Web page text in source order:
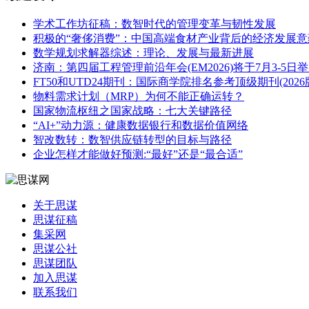
学术工作坊征稿：数智时代的管理变革与韧性发展
积极的“奢侈消费”：中国高端食材产业背后的经济发展
数学规划求解器综述：理论、发展与最新进展
济南：第四届工程管理前沿年会(EM2026)将于7月3-5日
FT50和UTD24期刊：国际商学院排名参考顶级期刊(2026
物料需求计划（MRP）为何不能正确运转？
国家物流枢纽之国家战略：七大关键路径
“AI+”动力源：健康数据银行和数据价值网络
智改数转：数智供应链转型的目标与路径
企业怎样才能做好预测:“最好”还是“最合适”
关于思谋
思谋征稿
集采网
思谋公社
思谋团队
加入思谋
联系我们